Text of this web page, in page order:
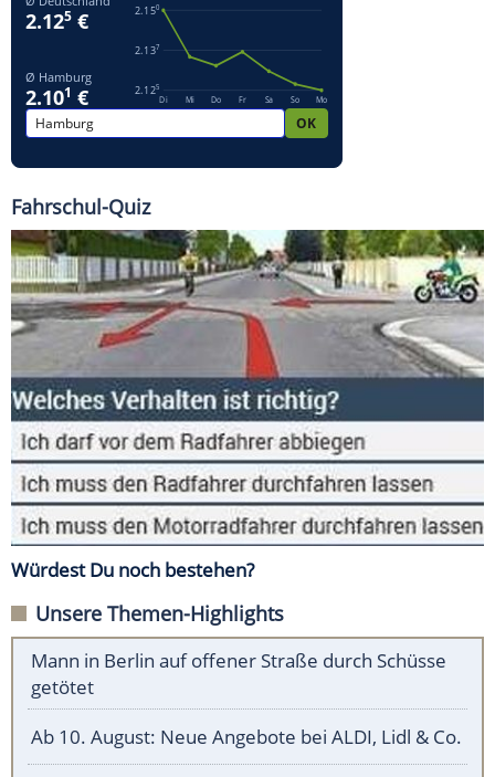
Fahrschul-Quiz
Würdest Du noch bestehen?
Unsere Themen-Highlights
Mann in Berlin auf offener Straße durch Schüsse
getötet
Ab 10. August: Neue Angebote bei ALDI, Lidl & Co.